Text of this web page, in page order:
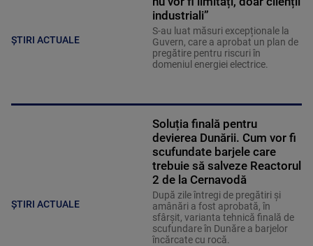
ȘTIRI ACTUALE
industriali”
S-au luat măsuri excepționale la
Guvern, care a aprobat un plan de
pregătire pentru riscuri în
domeniul energiei electrice.
ȘTIRI ACTUALE
Soluția finală pentru
devierea Dunării. Cum vor fi
scufundate barjele care
trebuie să salveze Reactorul
2 de la Cernavodă
După zile întregi de pregătiri și
amânări a fost aprobată, în
sfârșit, varianta tehnică finală de
scufundare în Dunăre a barjelor
încărcate cu rocă.